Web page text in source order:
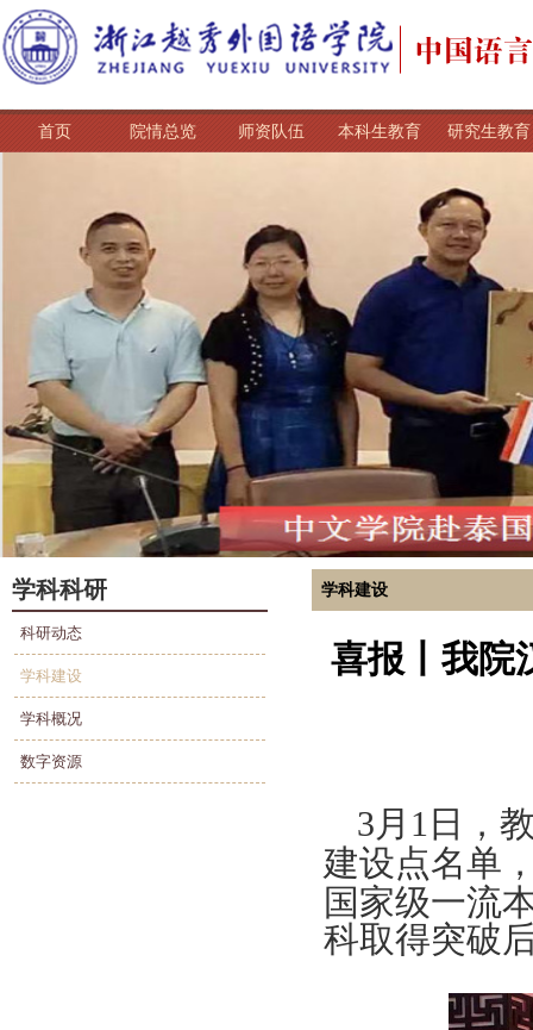
首页 院情总览 师资队伍 本科生教育 研究生教育
学科科研
科研动态
学科建设
学科概况
数字资源
学科建设
喜报丨我院
3 月 1 日，
建设点名单
国家级一流
科取得突破